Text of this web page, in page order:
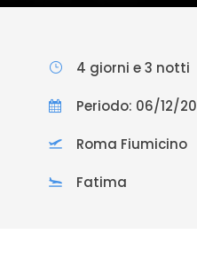
4 giorni e 3 notti
Periodo: 06/12/
Roma Fiumicino
Fatima